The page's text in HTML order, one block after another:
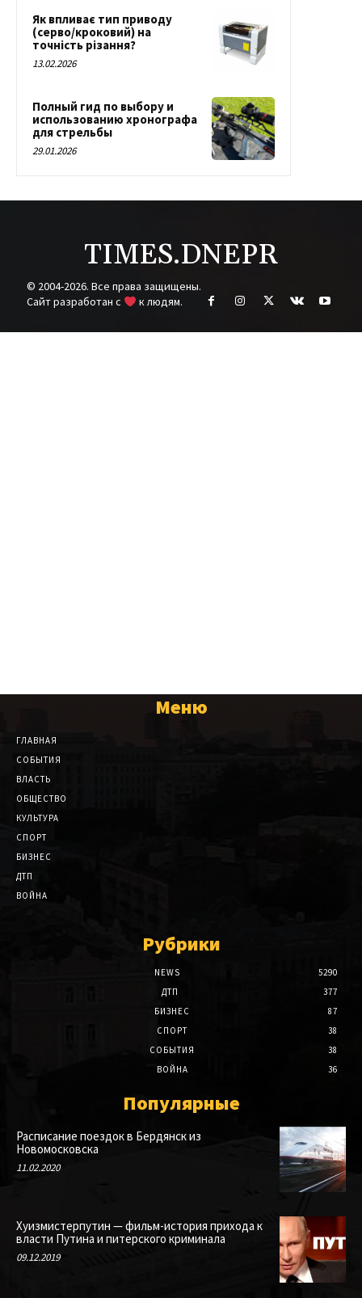
Як впливає тип приводу
(серво/кроковий) на
точність різання?
13.02.2026
Полный гид по выбору и
использованию хронографа
для стрельбы
29.01.2026
TIMES.DNEPR
© 2004-2026. Все права защищены.
Cайт разработан с
к людям.
Меню
ГЛАВНАЯ
СОБЫТИЯ
ВЛАСТЬ
ОБЩЕСТВО
КУЛЬТУРА
СПОРТ
БИЗНЕС
ДТП
ВОЙНА
Рубрики
NEWS
5290
ДТП
377
БИЗНЕС
87
СПОРТ
38
СОБЫТИЯ
38
ВОЙНА
36
Популярные
Расписание поездок в Бердянск из
Новомосковска
11.02.2020
Хуизмистерпутин — фильм-история прихода к
власти Путина и питерского криминала
09.12.2019